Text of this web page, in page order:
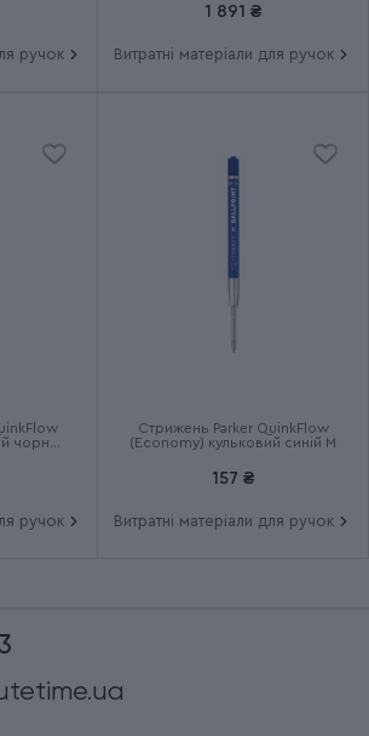
ручок
1 891 ₴
Витратні матеріали для ручок
чорний
ручок
Стрижень Parker QuinkFlow
(Economy) кульковий синій M
157 ₴
Витратні матеріали для ручок